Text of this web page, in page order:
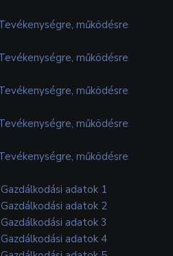
működésre
működésre
működésre
működésre
működésre
adatok 1
adatok 2
adatok 3
adatok 4